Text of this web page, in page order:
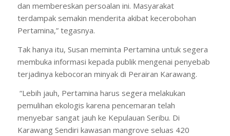
dan membereskan persoalan ini. Masyarakat
terdampak semakin menderita akibat kecerobohan
Pertamina,” tegasnya.
Tak hanya itu, Susan meminta Pertamina untuk segera
membuka informasi kepada publik mengenai penyebab
terjadinya kebocoran minyak di Perairan Karawang.
“Lebih jauh, Pertamina harus segera melakukan
pemulihan ekologis karena pencemaran telah
menyebar sangat jauh ke Kepulauan Seribu. Di
Karawang Sendiri kawasan mangrove seluas 420